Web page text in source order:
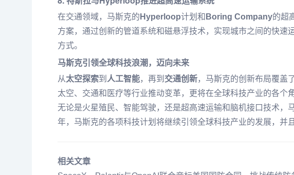
在交通领域，马斯克的 Hyperloop计划和 Boring Company的超
方案，通过创新的管道系统和磁悬浮技术，实现城市之间的快
方式。
马斯克引领全球科技浪潮，迈向未来
从太空探索到 人工智能，再到 交通创新，马斯克的创新布局覆盖
太空、交通和医疗等行业推动变革，更将在全球科技产业的各个
无论是火星殖民、智能驾驶，还是超高速运输和脑机接口技术
年，马斯克的各项科技计划将继续引领全球科技产业的发展，并
相关文章